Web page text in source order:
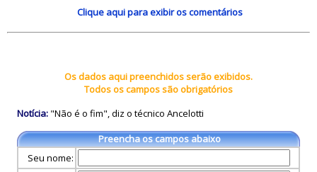
Clique aquipara exibir os comentários
Os dados aqui preenchidos serão exibidos.
Todos os campos são obrigatórios
Notícia: "Não é o fim", diz o técnico Ancelotti
Preencha os campos abaixo
Seu nome: